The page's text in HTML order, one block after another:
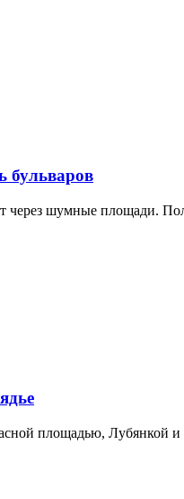
бульваров
через шумные площади.
площадью, Лубянкой